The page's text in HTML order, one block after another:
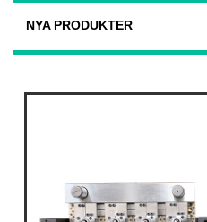
NYA PRODUKTER